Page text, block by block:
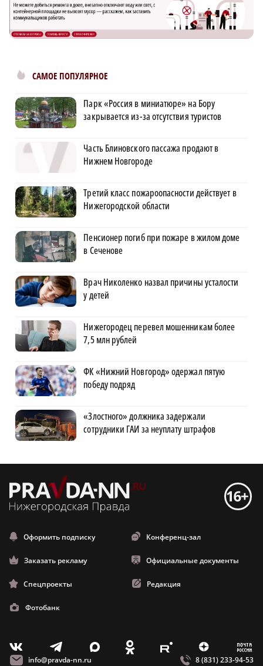
САМОЕ ПОПУЛЯРНОЕ
Парк «Россия в миниатюре» на Бору
закрывается из-за отсутствия туристов
Часть Блиновского пассажа продают в
Нижнем Новгороде
Третий класс пожароопасности действует в
Нижегородской области
Пенсионер погиб при пожаре в жилом доме
в Сеченове
Врач Николенко назвал причины усталости
у детей
Нижегородец перевел мошенникам более
7,5 млн рублей
ФК «Нижний Новгород» одержал пятую
победу подряд
«Злостного» должника задержали
сотрудники ГАИ за неуплату штрафов
Оформить подписку Конференц-зал
Заказать рекламу Официальные документы
Спецпроекты Редакция
Фотобанк
V T X O E Z m
info@pravda-nn.ru 8 (831) 233-94-53